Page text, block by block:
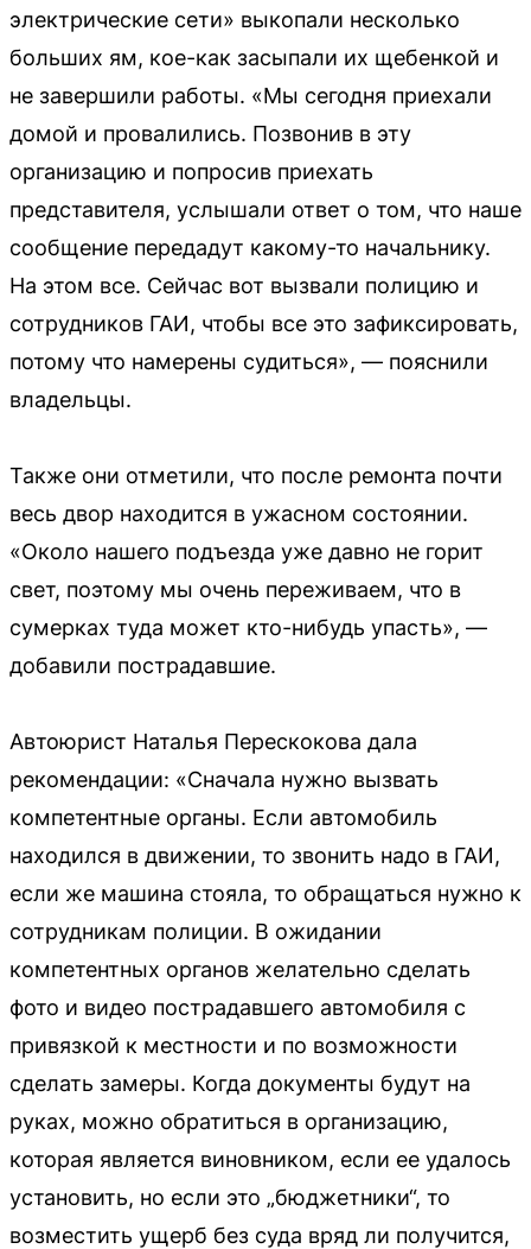
электрические сети» выкопали несколько
больших ям, кое-как засыпали их щебенкой и
не завершили работы. «Мы сегодня приехали
домой и провалились. Позвонив в эту
организацию и попросив приехать
представителя, услышали ответ о том, что наше
сообщение передадут какому-то начальнику.
На этом все. Сейчас вот вызвали полицию и
сотрудников ГАИ, чтобы все это зафиксировать,
потому что намерены судиться», — пояснили
владельцы.
Также они отметили, что после ремонта почти
весь двор находится в ужасном состоянии.
«Около нашего подъезда уже давно не горит
свет, поэтому мы очень переживаем, что в
сумерках туда может кто-нибудь упасть», —
добавили пострадавшие.
Автоюрист Наталья Перескокова дала
рекомендации: «Сначала нужно вызвать
компетентные органы. Если автомобиль
находился в движении, то звонить надо в ГАИ,
если же машина стояла, то обращаться нужно к
сотрудникам полиции. В ожидании
компетентных органов желательно сделать
фото и видео пострадавшего автомобиля с
привязкой к местности и по возможности
сделать замеры. Когда документы будут на
руках, можно обратиться в организацию,
которая является виновником, если ее удалось
установить, но если это „бюджетники“, то
возместить ущерб без суда вряд ли получится,